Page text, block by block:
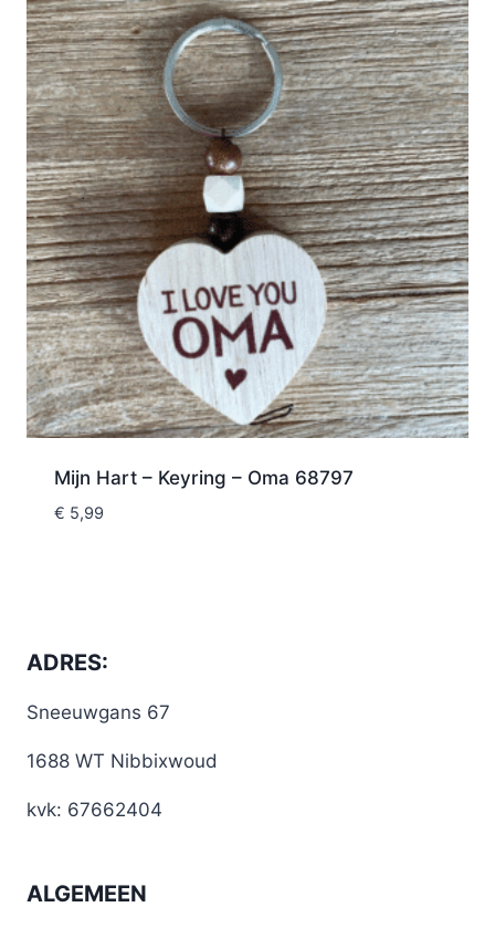
Mijn Hart – Keyring – Oma 68797
€ 5,99
ADRES:
Sneeuwgans 67
1688 WT Nibbixwoud
kvk: 67662404
ALGEMEEN